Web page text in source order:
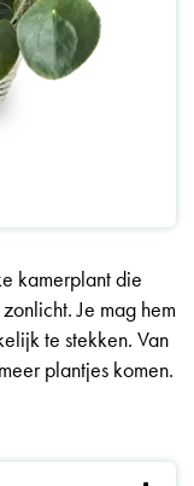
kamerplant die
Je mag hem
te stekken. Van
plantjes komen.